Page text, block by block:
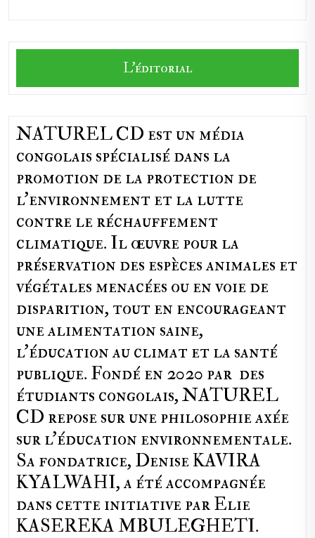
L'éditorial
NATUREL CD est un média
congolais spécialisé dans la
promotion de la protection de
l’environnement et la lutte
contre le réchauffement
climatique. Il œuvre pour la
préservation des espèces animales et
végétales menacées ou en voie de
disparition, tout en encourageant
une alimentation saine,
l'éducation au climat et la santé
publique. Fondé en 2020 par des
étudiants congolais, NATUREL
CD repose sur une philosophie axée
sur l'éducation environnementale.
Sa fondatrice, Denise KAVIRA
KYALWAHI, a été accompagnée
dans cette initiative par Elie
KASEREKA MBULEGHETI.